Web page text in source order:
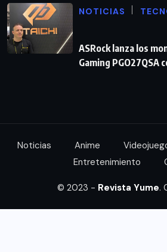
NOTICIAS
ASRock lanza los
Gaming PGO27QSA
Noticias Anime
Entretenimiento
© 2023 - Revista Yume.